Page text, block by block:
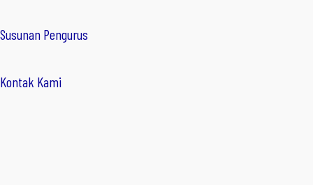
Susunan Pengurus
Kontak Kami